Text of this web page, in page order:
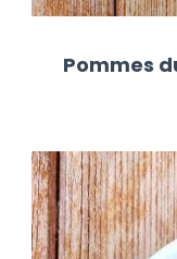
Pommes